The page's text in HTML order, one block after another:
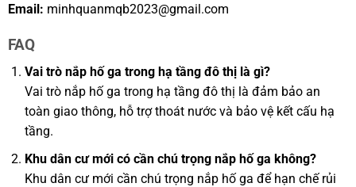
Email: minhquanmqb2023@gmail.com
FAQ
Vai trò nắp hố ga trong hạ tầng đô thị là gì?
Vai trò nắp hố ga trong hạ tầng đô thị là đảm bảo an
toàn giao thông, hỗ trợ thoát nước và bảo vệ kết cấu hạ
tầng.
Khu dân cư mới có cần chú trọng nắp hố ga không?
Khu dân cư mới cần chú trọng nắp hố ga để hạn chế rủi